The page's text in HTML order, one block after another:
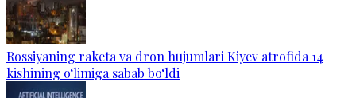
Rossiyaning raketa va dron hujumlari Kiyev atrofida 14
kishining o‘limiga sabab bo‘ldi